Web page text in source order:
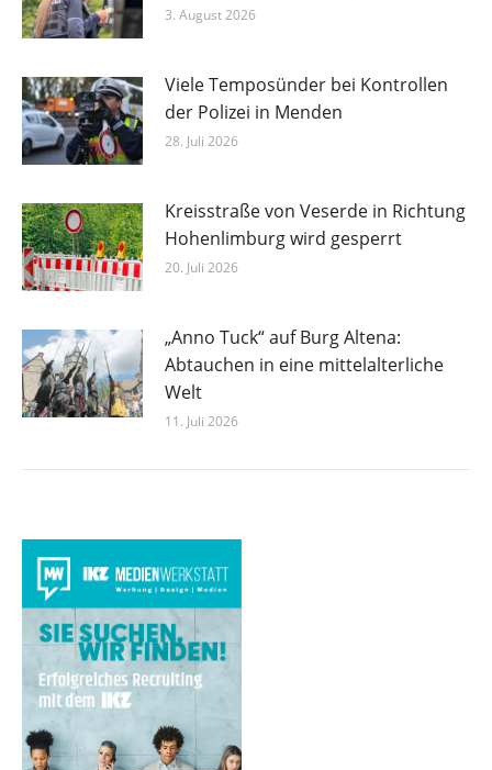
3. August 2026
Viele Temposünder bei Kontrollen
der Polizei in Menden
28. Juli 2026
Kreisstraße von Veserde in Richtung
Hohenlimburg wird gesperrt
20. Juli 2026
„Anno Tuck“ auf Burg Altena:
Abtauchen in eine mittelalterliche
Welt
11. Juli 2026